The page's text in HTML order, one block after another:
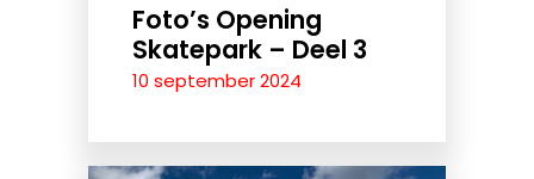
Foto’s Opening
Skatepark – Deel 3
10 september 2024